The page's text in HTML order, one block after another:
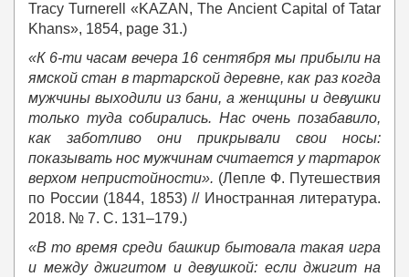
Tracy Turnerell «KAZAN, The Ancient Capital of Tatar
Khans», 1854, page 31.)
«К 6-ти часам вечера 16 сентября мы прибыли на
ямской стан в тартарской деревне, как раз когда
мужчины выходили из бани, а женщины и девушки
только туда собирались. Нас очень позабавило,
как заботливо они прикрывали свои носы:
показывать нос мужчинам считается у тартарок
верхом непристойности». (Лепле Ф. Путешествия
по России (1844, 1853) // Иностранная литература.
2018. № 7. С. 131–179.)
«В то время среди башкир бытовала такая игра
и между джигитом и девушкой: если джигит на